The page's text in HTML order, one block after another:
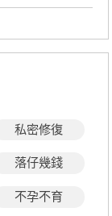
私密修復
落仔幾錢
不孕不育